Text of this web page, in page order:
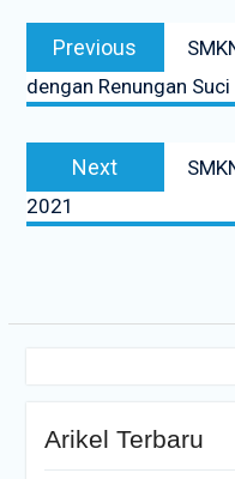
Navigasi
posPrevious
post:
dengan Renungan Suci
Next
post:
2021
Arikel Terbaru